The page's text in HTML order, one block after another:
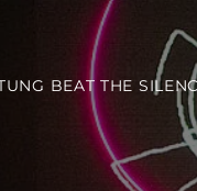
BEAT THE